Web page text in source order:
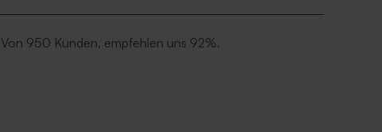
Von 950 Kunden, empfehlen uns 92%.